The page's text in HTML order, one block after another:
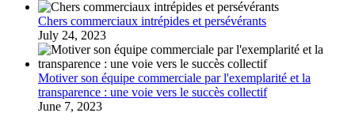
Chers commerciaux intrépides et persévérants
July 24, 2023
Motiver son équipe commerciale par l'exemplarité et la
transparence : une voie vers le succès collectif
June 7, 2023